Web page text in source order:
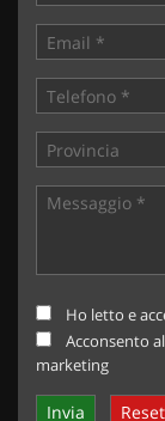
Ho letto e
Acconsento
marketing